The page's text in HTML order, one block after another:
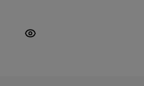
navigazione
contenuto